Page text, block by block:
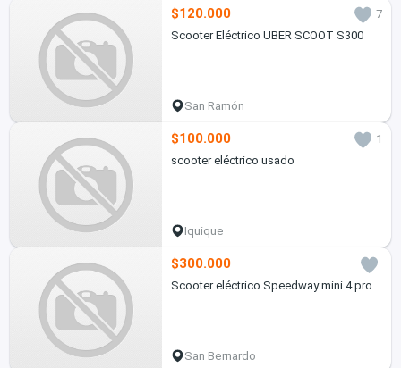
$120.000
7
Scooter Eléctrico UBER SCOOT S300
San Ramón
$100.000
1
scooter eléctrico usado
Iquique
$300.000
Scooter eléctrico Speedway mini 4 pro
San Bernardo